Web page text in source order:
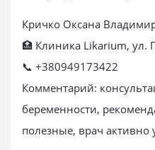
Кричко Оксана
🏥 Клиника Likarium, ул.
📞 +380949173422
Комментарий:
беременности,
полезные, врач активно